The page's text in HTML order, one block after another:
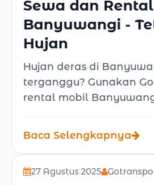
Sewa dan
Banyuwangi -
Hujan
Hujan deras di
terganggu? Gunakan
rental mobil
tetap lancar meski
Baca Selengkapnya
27 Agustus 2025